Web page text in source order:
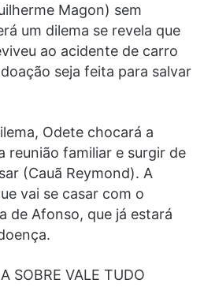
Magon) sem
um dilema se revela que
ao acidente de carro
seja feita para salvar
Odete chocará a
reunião familiar e surgir de
(Cauã Reymond). A
vai se casar com o
de Afonso, que já estará
SOBRE VALE TUDO